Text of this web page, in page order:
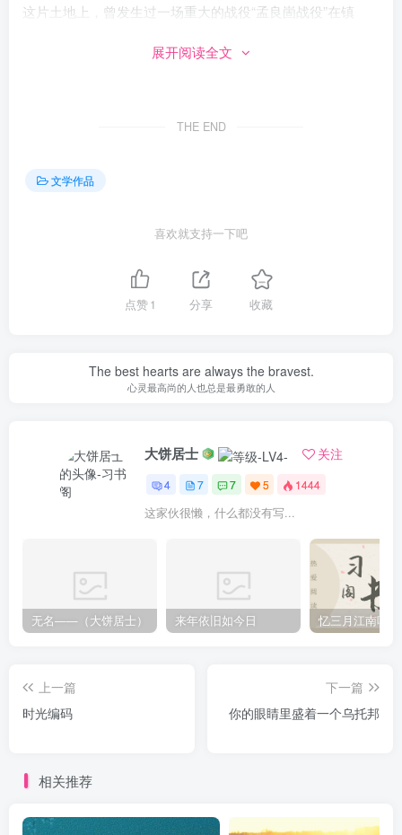
这片土地上，曾发生过一场重大的战役“孟良崮战役”在镇
路走去，天很热，却挡不住青年对英雄的崇敬，我到达纪念
使我很是震惊，心里的敬畏之心更强烈了起来，走进去便看
肃穆，每一个字都是由千万人的鲜血来书写的历史。整个展
廊很短，短到20分钟就走完了，又感觉这长廊很长，长到每
埋葬着两千零四十三名革命烈士。有很多人墓碑上只有“无名
烈士”四个字，集结号中有这么一句话：“都是爹妈给起了名
伐，想着当年的他们也是如此的意气风发，他们为了同一个
不易的新中国。 我离开了这庄严神圣的地方，在路上我久久
不能平复我的心情 16 ：15，炽热的太阳并没有如冬天那样
早早的落入山谷，而是时而娇羞的躲入云层，可即使那样也
遮不住它璀璨的阳光。我在车站等最后一班车，相对于县
城，这里的车站只是一个简易的棚子，下午并没有多少人，
所以来的比较快。车子转过弯飞速的行驶在车辆稀少的路
上，县城的班车总是有一种熟悉的味道，并且伴随着路上的
逝去的时光。浅红色的晚霞穿过车窗洒进车内，两边的杨树
是使它断断续续，却挡不住他的脚步，不断的追赶着。 我还
展开阅读全文
THE END
文学作品
喜欢就支持一下吧
点赞1 分享 收藏
The best hearts are always the bravest.
心灵最高尚的人也总是最勇敢的人
大饼居士 关注
4 7 7 5 1444
这家伙很懒，什么都没有写...
无名——（大饼居士） 来年依旧如今日 忆三月江南听雨
上一篇
时光编码
下一篇
你的眼睛里盛着一个乌托邦
相关推荐